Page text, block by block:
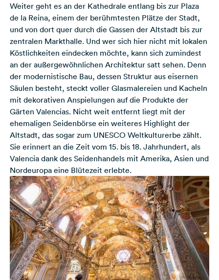
Weiter geht es an der Kathedrale entlang bis zur Plaza
de la Reina, einem der berühmtesten Plätze der Stadt,
und von dort quer durch die Gassen der Altstadt bis zur
zentralen Markthalle. Und wer sich hier nicht mit lokalen
Köstlichkeiten eindecken möchte, kann sich zumindest
an der außergewöhnlichen Architektur satt sehen. Denn
der modernistische Bau, dessen Struktur aus eisernen
Säulen besteht, steckt voller Glasmalereien und Kacheln
mit dekorativen Anspielungen auf die Produkte der
Gärten Valencias. Nicht weit entfernt liegt mit der
ehemaligen Seidenbörse ein weiteres Highlight der
Altstadt, das sogar zum UNESCO Weltkulturerbe zählt.
Sie erinnert an die Zeit vom 15. bis 18. Jahrhundert, als
Valencia dank des Seidenhandels mit Amerika, Asien und
Nordeuropa eine Blütezeit erlebte.